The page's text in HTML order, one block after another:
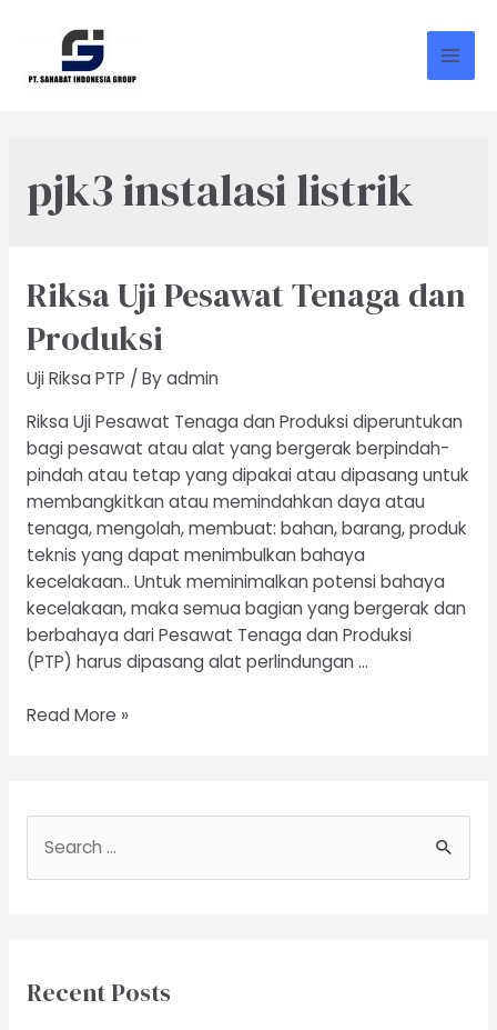
content
pjk3 instalasi listrik
Riksa Uji Pesawat Tenaga dan
Produksi
Uji Riksa PTP / Byadmin
Riksa Uji Pesawat Tenaga dan Produksi diperuntukan
bagi pesawat atau alat yang bergerak berpindah-
pindah atau tetap yang dipakai atau dipasang untuk
membangkitkan atau memindahkan daya atau
tenaga, mengolah, membuat: bahan, barang, produk
teknis yang dapat menimbulkan bahaya
kecelakaan.. Untuk meminimalkan potensi bahaya
kecelakaan, maka semua bagian yang bergerak dan
berbahaya dari Pesawat Tenaga dan Produksi
(PTP) harus dipasang alat perlindungan …
Riksa
dan
Produksi
Read More »
h
Recent Posts